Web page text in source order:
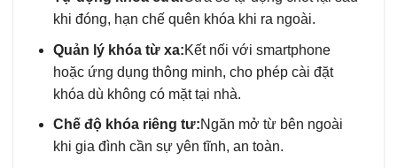
khi đóng, hạn chế quên khóa khi ra ngoài.
Quản lý khóa từ xa:Kết nối với smartphone
hoặc ứng dụng thông minh, cho phép cài đặt
khóa dù không có mặt tại nhà.
Chế độ khóa riêng tư:Ngăn mở từ bên ngoài
khi gia đình cần sự yên tĩnh, an toàn.